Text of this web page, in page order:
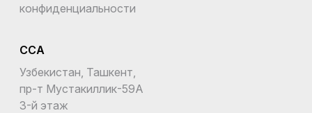
конфиденциальности
CCA
Узбекистан, Ташкент,
пр-т Мустакиллик-59A
3-й этаж